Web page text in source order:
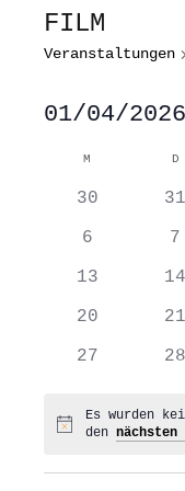
FILM
Veranstaltungen
01/04/2026
wählen.
KALENDER
M D
0
30
0
31
0
6
0
7
0
13
0
14
0
20
0
21
0
27
0
28
Hinweis
Es wurden
den nächsten